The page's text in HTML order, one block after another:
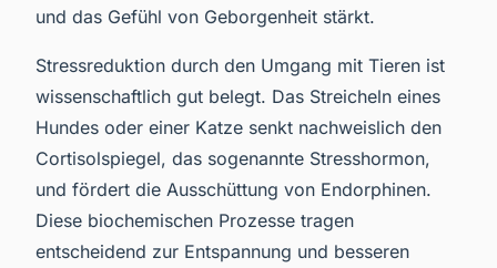
und das Gefühl von Geborgenheit stärkt.
Stressreduktion durch den Umgang mit Tieren ist
wissenschaftlich gut belegt. Das Streicheln eines
Hundes oder einer Katze senkt nachweislich den
Cortisolspiegel, das sogenannte Stresshormon,
und fördert die Ausschüttung von Endorphinen.
Diese biochemischen Prozesse tragen
entscheidend zur Entspannung und besseren